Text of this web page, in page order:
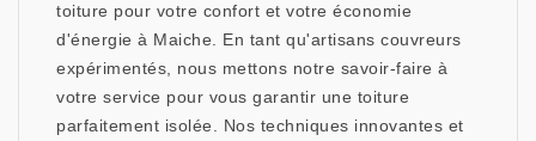
toiture pour votre confort et votre économie
d'énergie à Maiche. En tant qu'artisans couvreurs
expérimentés, nous mettons notre savoir-faire à
votre service pour vous garantir une toiture
parfaitement isolée. Nos techniques innovantes et